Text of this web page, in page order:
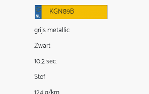
KGN89B
grijs metallic
Zwart
10.2 sec.
Stof
124 g/km